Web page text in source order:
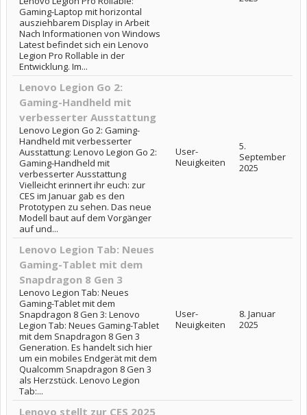
Gaming-Laptop mit horizontal
ausziehbarem Display in Arbeit
Nach Informationen von Windows
Latest befindet sich ein Lenovo
Legion Pro Rollable in der
Entwicklung. Im...
Lenovo Legion Go 2:
Gaming-Handheld mit
verbesserter Ausstattung
Lenovo Legion Go 2: Gaming-
Handheld mit verbesserter
Ausstattung: Lenovo Legion Go 2:
Gaming-Handheld mit
verbesserter Ausstattung
Vielleicht erinnert ihr euch: zur
CES im Januar gab es den
Prototypen zu sehen. Das neue
Modell baut auf dem Vorgänger
auf und...
User-
Neuigkeiten
5.
September
2025
Lenovo Legion Tab: Neues
Gaming-Tablet mit dem
Snapdragon 8 Gen 3
Lenovo Legion Tab: Neues
Gaming-Tablet mit dem
Snapdragon 8 Gen 3: Lenovo
Legion Tab: Neues Gaming-Tablet
mit dem Snapdragon 8 Gen 3
Generation. Es handelt sich hier
um ein mobiles Endgerät mit dem
Qualcomm Snapdragon 8 Gen 3
als Herzstück. Lenovo Legion
Tab:...
User-
Neuigkeiten
8. Januar
2025
Lenovo stellt zur CES 2025